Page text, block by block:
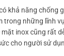
khả năng chống
trong những lĩnh
inox cũng rất
cho người sử